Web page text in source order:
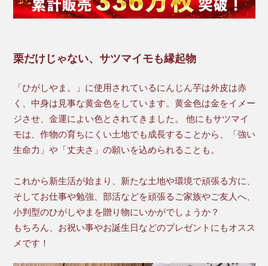
栗だけじゃない、サツマイモも縁起物
「ひがしやま。」に使用されているにんじん芋は外皮は赤
く、中身は見事な黄金色をしています。黄金色は金をイメー
ジさせ、金運によい色とされてきました。 他にもサツマイ
モは、作物の育ちにくい土地でも成長することから、「強い
生命力」や「丈夫さ」の願いを込められることも。
これから新生活が始まり、新たな土地や環境で頑張る方に、
そしてお仕事や勉強、部活などを頑張るご家族やご友人へ、
小判型のひがしやまを贈り物にいかがでしょうか？
もちろん、お祝い事やお誕生日などのプレゼントにもオスス
メです！